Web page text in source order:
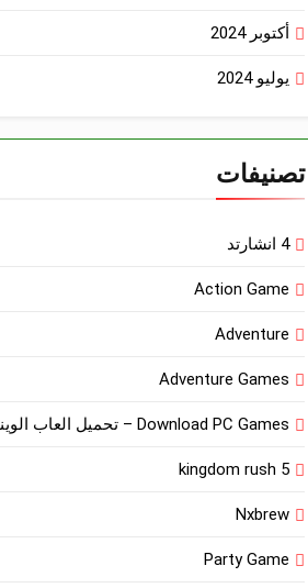
أكتوبر 2024
يوليو 2024
تصنيفات
4 انشارتد
Action Game
Adventure
Adventure Games
Download PC Games – تحميل العاب الويندوز
kingdom rush 5
Nxbrew
Party Game